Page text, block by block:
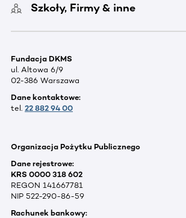
Szkoły, Firmy & inne
Fundacja DKMS
ul. Altowa 6/9
02-386 Warszawa
Dane kontaktowe:
tel. 22 882 94 00
Organizacja Pożytku Publicznego
Dane rejestrowe:
KRS 0000 318 602
REGON 141667781
NIP 522-290-86-59
Rachunek bankowy: